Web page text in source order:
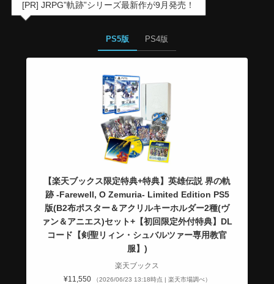
[PR] JRPG”軌跡”シリーズ最新作が9月発売！
PS5版 PS4版
【楽天ブックス限定特典+特典】英雄伝説 界の軌
跡 -Farewell, O Zemuria- Limited Edition PS5
版(B2布ポスター＆アクリルキーホルダー2種(ヴ
ァン＆アニエス)セット+【初回限定外付特典】DL
コード【剣聖リィン・シュバルツァー専用教官
服】)
楽天ブックス
¥11,550
（2026/06/23 13:18時点 | 楽天市場調べ）